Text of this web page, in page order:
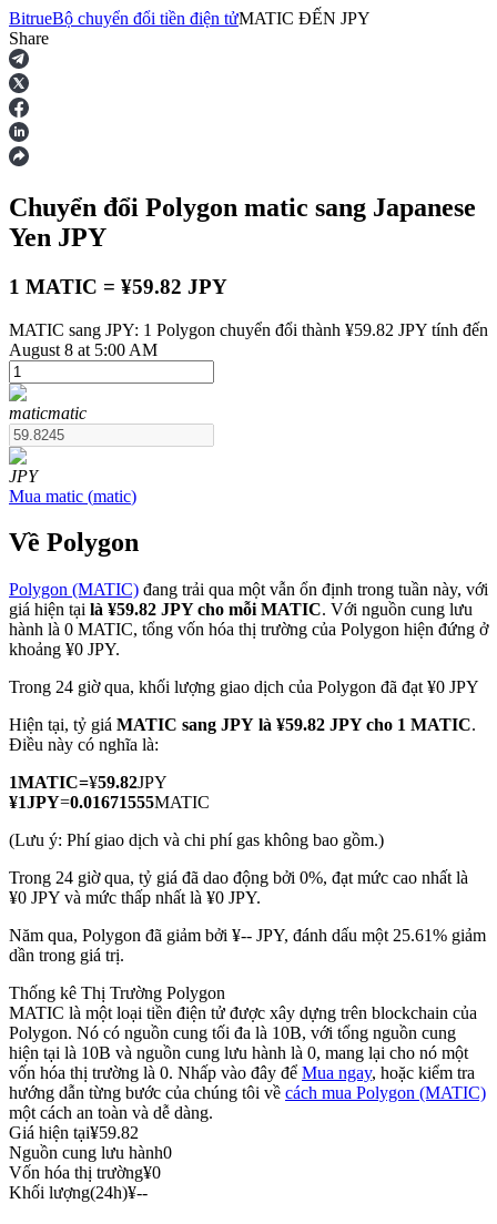
Hợp đồng tương lai
USDT Futures
COIN-M Futures
Futures sử dụng token làm tài sản thế chấp
TradFi
Phái sinh cổ phiếu, ngoại hối, kim loại quý và hàng hóa
Futures sử dụng USDC làm tài sản thế chấp
BitrueBộ chuyển đổi tiền điện tửMATIC ĐẾN JPY
Share
Chuyển đổi Polygon matic sang Japanese
Yen JPY
1 MATIC = ¥59.82 JPY
MATIC sang JPY: 1 Polygon chuyển đổi thành ¥59.82 JPY tính đến
August 8 at 5:00 AM
maticmatic
JPY
Mua matic (matic)
Về Polygon
Polygon (MATIC) đang trải qua một vẫn ổn định trong tuần này, với
giá hiện tại là ¥59.82 JPY cho mỗi MATIC. Với nguồn cung lưu
hành là 0 MATIC, tổng vốn hóa thị trường của Polygon hiện đứng ở
khoảng ¥0 JPY.
Trong 24 giờ qua, khối lượng giao dịch của Polygon đã đạt ¥0 JPY
Hiện tại, tỷ giá MATIC sang JPY là ¥59.82 JPY cho 1 MATIC.
Điều này có nghĩa là:
1MATIC=¥59.82JPY
¥1JPY=0.01671555MATIC
(Lưu ý: Phí giao dịch và chi phí gas không bao gồm.)
Trong 24 giờ qua, tỷ giá đã dao động bởi 0%, đạt mức cao nhất là
¥0 JPY và mức thấp nhất là ¥0 JPY.
Năm qua, Polygon đã giảm bởi ¥-- JPY, đánh dấu một 25.61% giảm
dần trong giá trị.
Thống kê Thị Trường Polygon
MATIC là một loại tiền điện tử được xây dựng trên blockchain của
Polygon. Nó có nguồn cung tối đa là 10B, với tổng nguồn cung
hiện tại là 10B và nguồn cung lưu hành là 0, mang lại cho nó một
vốn hóa thị trường là 0. Nhấp vào đây để Mua ngay, hoặc kiểm tra
hướng dẫn từng bước của chúng tôi về cách mua Polygon (MATIC)
một cách an toàn và dễ dàng.
Giá hiện tại¥59.82
Nguồn cung lưu hành0
Vốn hóa thị trường¥0
Khối lượng(24h)¥--